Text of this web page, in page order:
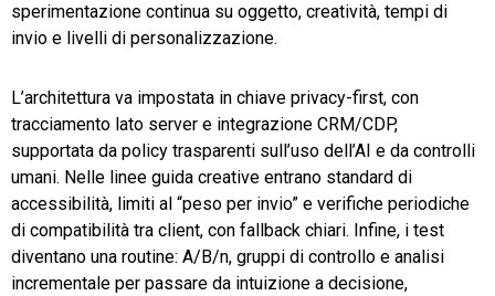
sperimentazione continua su oggetto, creatività, tempi di
invio e livelli di personalizzazione.
L’architettura va impostata in chiave privacy-first, con
tracciamento lato server e integrazione CRM/CDP,
supportata da policy trasparenti sull’uso dell’AI e da controlli
umani. Nelle linee guida creative entrano standard di
accessibilità, limiti al “peso per invio” e verifiche periodiche
di compatibilità tra client, con fallback chiari. Infine, i test
diventano una routine: A/B/n, gruppi di controllo e analisi
incrementale per passare da intuizione a decisione,